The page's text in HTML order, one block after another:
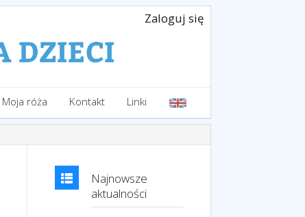
Zaloguj się
Moja róża Kontakt Linki
Najnowsze
aktualności